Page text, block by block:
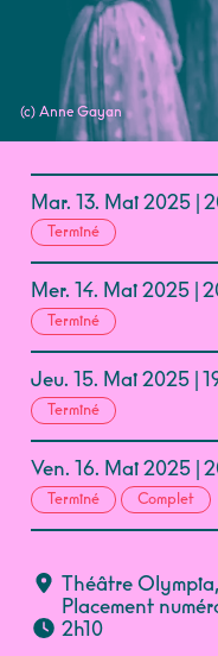
(c) Anne Gayan
Mar. 13. Mai 2025
Terminé
Mer. 14. Mai 2025
Terminé
Jeu. 15. Mai 2025
Terminé
Ven. 16. Mai 2025
Terminé Complet
Théâtre Olympia
Placement
2h10